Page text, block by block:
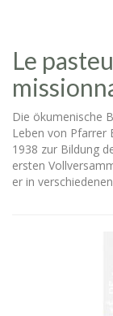
Le
Die ökumenische
Leben von
1938 zur Bildung
ersten
er in